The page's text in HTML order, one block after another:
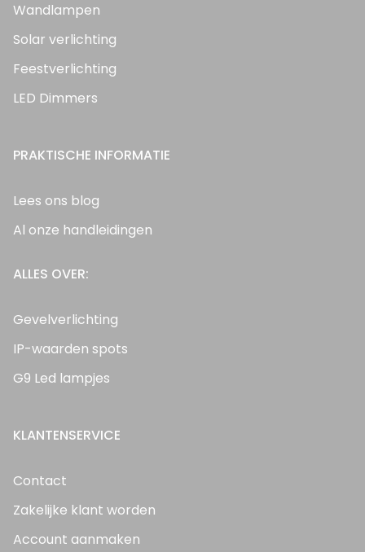
Wandlampen
Solar verlichting
Feestverlichting
LED Dimmers
PRAKTISCHE INFORMATIE
Lees ons blog
Al onze handleidingen
ALLES OVER:
Gevelverlichting
IP-waarden spots
G9 Led lampjes
KLANTENSERVICE
Contact
Zakelijke klant worden
Account aanmaken